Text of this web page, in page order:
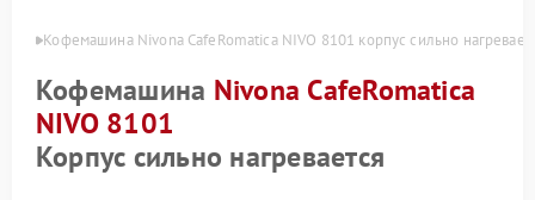
Кофемашина Nivona CafeRomatica NIVO 8101 корпус сильно
Кофемашина Nivona CafeRomatica
NIVO 8101
Корпус сильно нагревается